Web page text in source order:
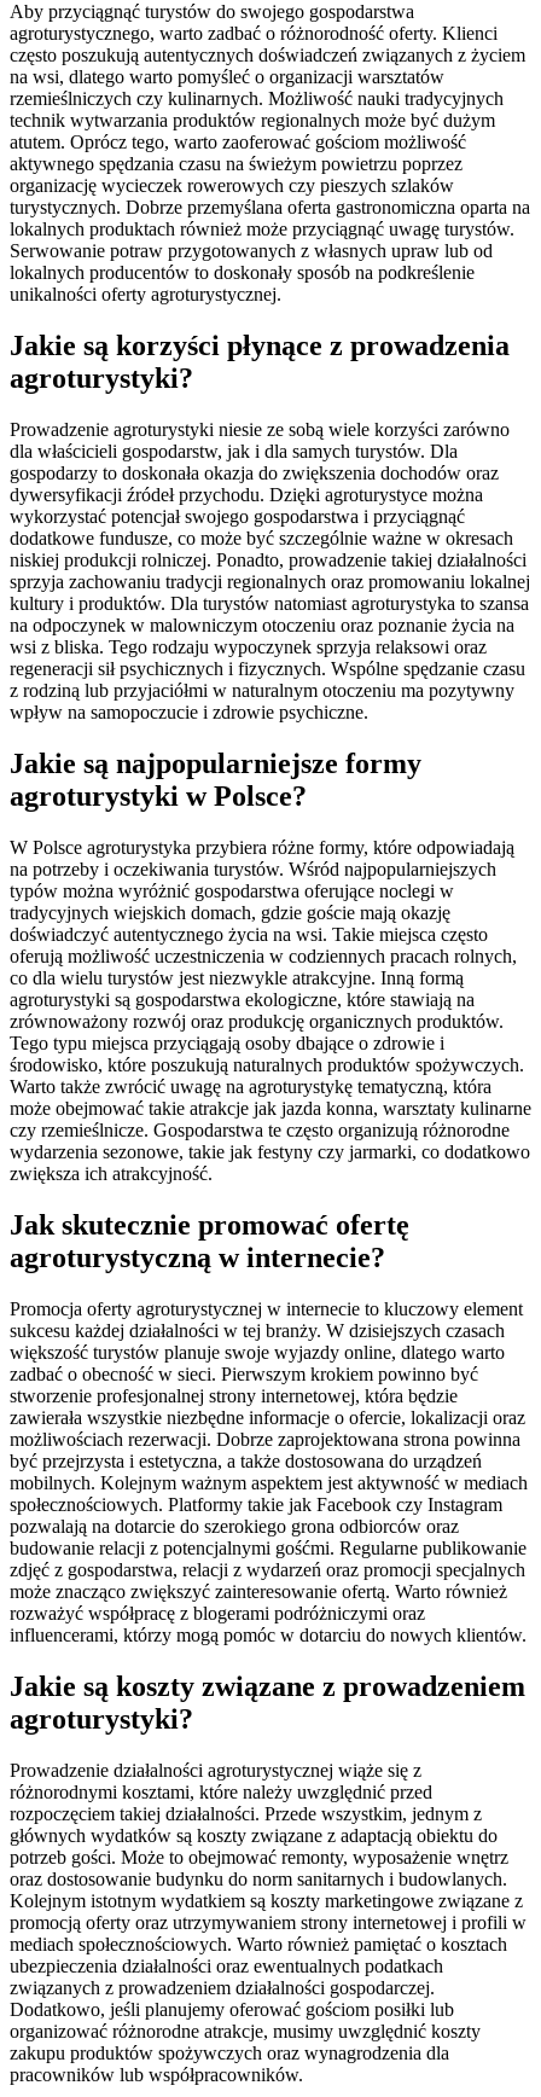
Aby przyciągnąć turystów do swojego gospodarstwa
agroturystycznego, warto zadbać o różnorodność oferty. Klienci
często poszukują autentycznych doświadczeń związanych z życiem
na wsi, dlatego warto pomyśleć o organizacji warsztatów
rzemieślniczych czy kulinarnych. Możliwość nauki tradycyjnych
technik wytwarzania produktów regionalnych może być dużym
atutem. Oprócz tego, warto zaoferować gościom możliwość
aktywnego spędzania czasu na świeżym powietrzu poprzez
organizację wycieczek rowerowych czy pieszych szlaków
turystycznych. Dobrze przemyślana oferta gastronomiczna oparta na
lokalnych produktach również może przyciągnąć uwagę turystów.
Serwowanie potraw przygotowanych z własnych upraw lub od
lokalnych producentów to doskonały sposób na podkreślenie
unikalności oferty agroturystycznej.
Jakie są korzyści płynące z prowadzenia
agroturystyki?
Prowadzenie agroturystyki niesie ze sobą wiele korzyści zarówno
dla właścicieli gospodarstw, jak i dla samych turystów. Dla
gospodarzy to doskonała okazja do zwiększenia dochodów oraz
dywersyfikacji źródeł przychodu. Dzięki agroturystyce można
wykorzystać potencjał swojego gospodarstwa i przyciągnąć
dodatkowe fundusze, co może być szczególnie ważne w okresach
niskiej produkcji rolniczej. Ponadto, prowadzenie takiej działalności
sprzyja zachowaniu tradycji regionalnych oraz promowaniu lokalnej
kultury i produktów. Dla turystów natomiast agroturystyka to szansa
na odpoczynek w malowniczym otoczeniu oraz poznanie życia na
wsi z bliska. Tego rodzaju wypoczynek sprzyja relaksowi oraz
regeneracji sił psychicznych i fizycznych. Wspólne spędzanie czasu
z rodziną lub przyjaciółmi w naturalnym otoczeniu ma pozytywny
wpływ na samopoczucie i zdrowie psychiczne.
Jakie są najpopularniejsze formy
agroturystyki w Polsce?
W Polsce agroturystyka przybiera różne formy, które odpowiadają
na potrzeby i oczekiwania turystów. Wśród najpopularniejszych
typów można wyróżnić gospodarstwa oferujące noclegi w
tradycyjnych wiejskich domach, gdzie goście mają okazję
doświadczyć autentycznego życia na wsi. Takie miejsca często
oferują możliwość uczestniczenia w codziennych pracach rolnych,
co dla wielu turystów jest niezwykle atrakcyjne. Inną formą
agroturystyki są gospodarstwa ekologiczne, które stawiają na
zrównoważony rozwój oraz produkcję organicznych produktów.
Tego typu miejsca przyciągają osoby dbające o zdrowie i
środowisko, które poszukują naturalnych produktów spożywczych.
Warto także zwrócić uwagę na agroturystykę tematyczną, która
może obejmować takie atrakcje jak jazda konna, warsztaty kulinarne
czy rzemieślnicze. Gospodarstwa te często organizują różnorodne
wydarzenia sezonowe, takie jak festyny czy jarmarki, co dodatkowo
zwiększa ich atrakcyjność.
Jak skutecznie promować ofertę
agroturystyczną w internecie?
Promocja oferty agroturystycznej w internecie to kluczowy element
sukcesu każdej działalności w tej branży. W dzisiejszych czasach
większość turystów planuje swoje wyjazdy online, dlatego warto
zadbać o obecność w sieci. Pierwszym krokiem powinno być
stworzenie profesjonalnej strony internetowej, która będzie
zawierała wszystkie niezbędne informacje o ofercie, lokalizacji oraz
możliwościach rezerwacji. Dobrze zaprojektowana strona powinna
być przejrzysta i estetyczna, a także dostosowana do urządzeń
mobilnych. Kolejnym ważnym aspektem jest aktywność w mediach
społecznościowych. Platformy takie jak Facebook czy Instagram
pozwalają na dotarcie do szerokiego grona odbiorców oraz
budowanie relacji z potencjalnymi gośćmi. Regularne publikowanie
zdjęć z gospodarstwa, relacji z wydarzeń oraz promocji specjalnych
może znacząco zwiększyć zainteresowanie ofertą. Warto również
rozważyć współpracę z blogerami podróżniczymi oraz
influencerami, którzy mogą pomóc w dotarciu do nowych klientów.
Jakie są koszty związane z prowadzeniem
agroturystyki?
Prowadzenie działalności agroturystycznej wiąże się z
różnorodnymi kosztami, które należy uwzględnić przed
rozpoczęciem takiej działalności. Przede wszystkim, jednym z
głównych wydatków są koszty związane z adaptacją obiektu do
potrzeb gości. Może to obejmować remonty, wyposażenie wnętrz
oraz dostosowanie budynku do norm sanitarnych i budowlanych.
Kolejnym istotnym wydatkiem są koszty marketingowe związane z
promocją oferty oraz utrzymywaniem strony internetowej i profili w
mediach społecznościowych. Warto również pamiętać o kosztach
ubezpieczenia działalności oraz ewentualnych podatkach
związanych z prowadzeniem działalności gospodarczej.
Dodatkowo, jeśli planujemy oferować gościom posiłki lub
organizować różnorodne atrakcje, musimy uwzględnić koszty
zakupu produktów spożywczych oraz wynagrodzenia dla
pracowników lub współpracowników.